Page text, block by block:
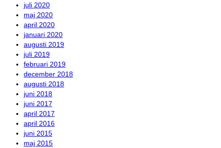
juli 2020
maj 2020
april 2020
januari 2020
augusti 2019
juli 2019
februari 2019
december 2018
augusti 2018
juni 2018
juni 2017
april 2017
april 2016
juni 2015
maj 2015